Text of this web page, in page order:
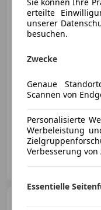
Scheckheftgepflegt
Porsche Inter Auto
erteilte
unserer
besuchen.
Zwecke
Genaue
Scannen von
Personalisierte
Werbeleistung
Verbesserung von
Essentielle